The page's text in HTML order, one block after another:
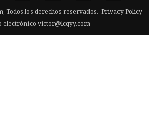
Todos los derechos reservados. Privacy Policy
electrónico victor@lcqyy.com